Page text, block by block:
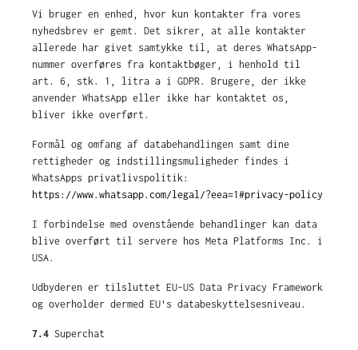
Vi bruger en enhed, hvor kun kontakter fra vores
nyhedsbrev er gemt. Det sikrer, at alle kontakter
allerede har givet samtykke til, at deres WhatsApp-
nummer overføres fra kontaktbøger, i henhold til
art. 6, stk. 1, litra a i GDPR. Brugere, der ikke
anvender WhatsApp eller ikke har kontaktet os,
bliver ikke overført.
Formål og omfang af databehandlingen samt dine
rettigheder og indstillingsmuligheder findes i
WhatsApps privatlivspolitik:
https://www.whatsapp.com/legal/?eea=1#privacy-policy
I forbindelse med ovenstående behandlinger kan data
blive overført til servere hos Meta Platforms Inc. i
USA.
Udbyderen er tilsluttet EU-US Data Privacy Framework
og overholder dermed EU's databeskyttelsesniveau.
7.4 Superchat